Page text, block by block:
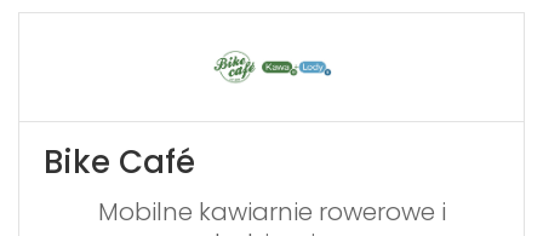
Bike Café
Mobilne kawiarnie rowerowe i